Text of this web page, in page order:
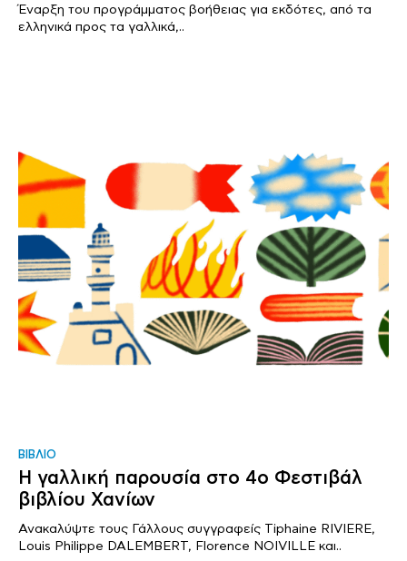
Έναρξη του προγράμματος βοήθειας για εκδότες, από τα
ελληνικά προς τα γαλλικά,..
ΒΙΒΛΙΟ
Η γαλλική παρουσία στο 4ο Φεστιβάλ
βιβλίου Χανίων
Ανακαλύψτε τους Γάλλους συγγραφείς Tiphaine RIVIERE,
Louis Philippe DALEMBERT, Florence NOIVILLE και..